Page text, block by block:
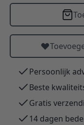
Persoonlijk
Beste
Gratis
14 dagen